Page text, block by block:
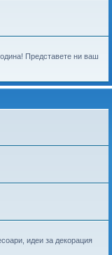
Представете ни ваш
идеи за декорация